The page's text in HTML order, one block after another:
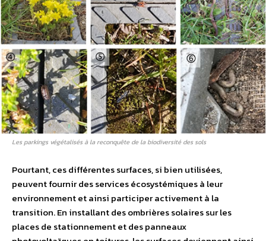
Les parkings végétalisés à la reconquête de la biodiversité des sols
Pourtant, ces différentes surfaces, si bien utilisées,
peuvent fournir des services écosystémiques à leur
environnement et ainsi participer activement à la
transition. En installant des ombrières solaires sur les
places de stationnement et des panneaux